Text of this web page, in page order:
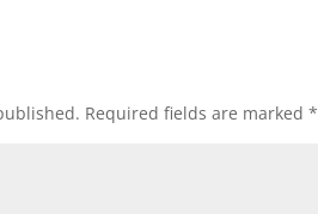
Required fields are marked*